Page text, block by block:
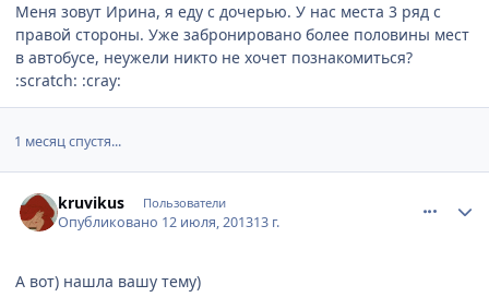
Меня зовут Ирина, я еду с дочерью. У нас места 3 ряд с
правой стороны. Уже забронировано более половины мест
в автобусе, неужели никто не хочет познакомиться?
:scratch: :cray:
1 месяц спустя...
kruvikus Пользователи
Опубликовано 12 июля, 201313 г.
А вот) нашла вашу тему)